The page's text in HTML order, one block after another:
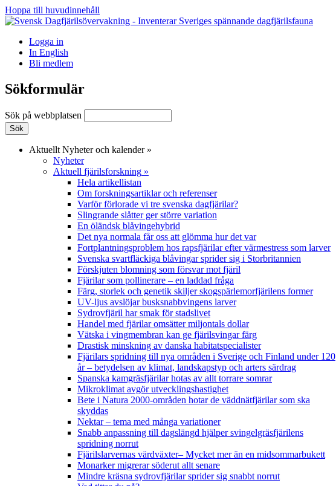
Hoppa till huvudinnehåll
Logga in
In English
Bli medlem
Sökformulär
Sök på webbplatsen
Aktuellt Nyheter och kalender»
Nyheter
Aktuell fjärilsforskning »
Hela artikellistan
Om forskningsartiklar och referenser
Varför förlorade vi tre svenska dagfjärilar?
Slingrande slåtter ger större variation
En öländsk blåvingehybrid
Det nya normala får oss att glömma hur det var
Fortplantningsproblem hos rapsfjärilar efter värmestress som larver
Svenska svartfläckiga blåvingar sprider sig i Storbritannien
Förskjuten blomning som försvar mot fjäril
Fjärilar som pollinerare – en laddad fråga
Färg, storlek och genetik skiljer skogspärlemorfjärilens former
UV-ljus avslöjar busksnabbvingens larver
Sydrovfjäril har smak för stadslivet
Handel med fjärilar omsätter miljontals dollar
Vätska i vingmembran kan ge fjärilsvingar färg
Drastisk minskning av danska habitatspecialister
Fjärilars spridning till nya områden i Sverige och Finland under 120
år– betydelsen av klimat, landskapstyp och arters särdrag
Spanska kamgräsfjärilar hotas av allt torrare somrar
Mikroklimat avgör utvecklingshastighet
Bete i Natura 2000-områden hotar de väddnätfjärilar som ska
skyddas
Nektar – tema med många variationer
Snabb anpassning till dagslängd hjälper svingelgräsfjärilens
spridning norrut
Fjärilslarvernas värdväxter– Mycket mer än en midsommarbukett
Monarker migrerar söderut allt senare
Mindre kräsna sydrovfjärilar sprider sig snabbt norrut